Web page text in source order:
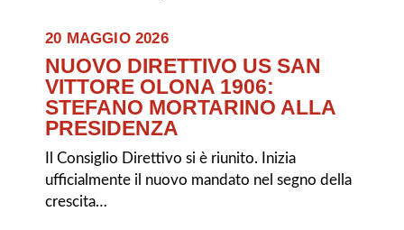
20 MAGGIO 2026
NUOVO DIRETTIVO US SAN
VITTORE OLONA 1906:
STEFANO MORTARINO ALLA
PRESIDENZA
Il Consiglio Direttivo si è riunito. Inizia
ufficialmente il nuovo mandato nel segno della
crescita…